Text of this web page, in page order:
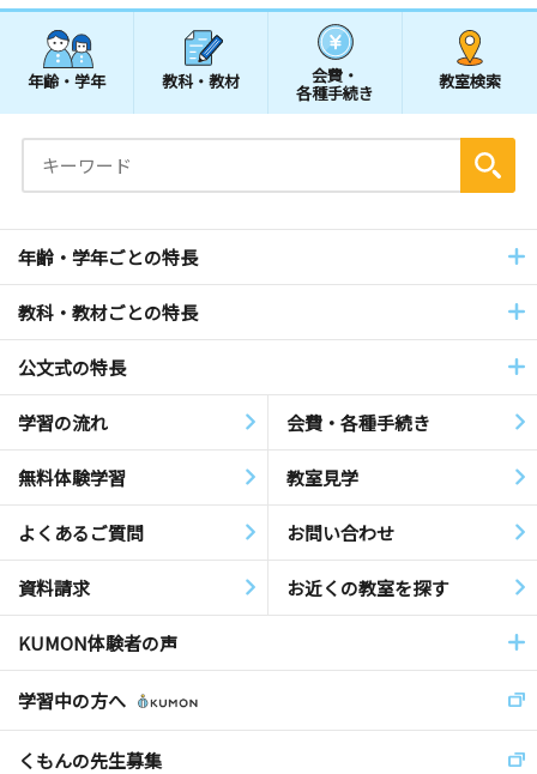
年齢・学年 教科・教材 会費・
各種手続き
教室検索
年齢・学年ごとの特長
教科・教材ごとの特長
公文式の特長
学習の流れ 会費・各種手続き
無料体験学習 教室見学
よくあるご質問 お問い合わせ
資料請求 お近くの教室を探す
KUMON体験者の声
学習中の方へ
くもんの先生募集